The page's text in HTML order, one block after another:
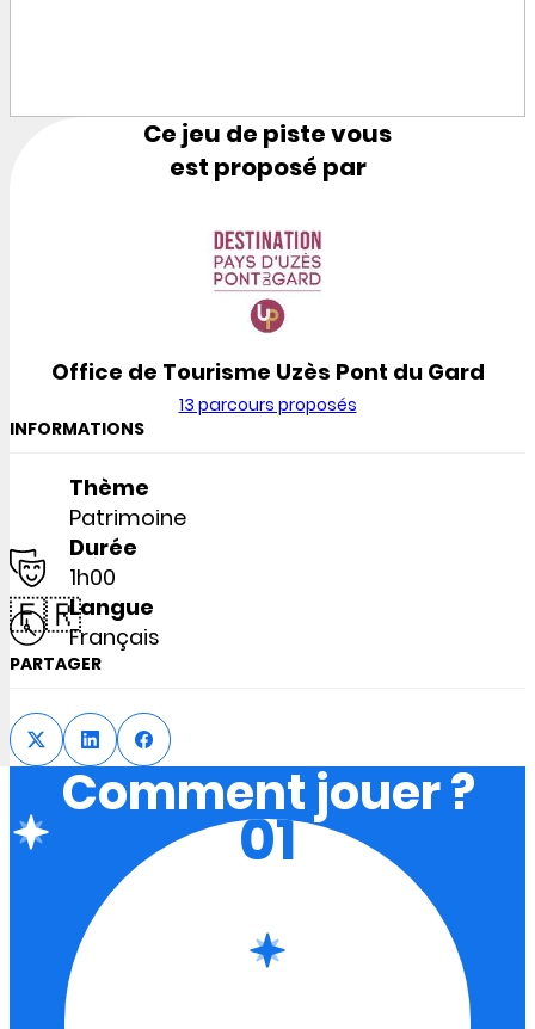
Ce jeu de piste vous
est proposé par
Office de Tourisme Uzès Pont du Gard
13 parcours proposés
INFORMATIONS
Thème
Patrimoine
Durée
1h00
🇫🇷Langue
Français
PARTAGER
Comment jouer ?
01